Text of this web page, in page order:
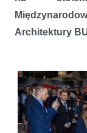
Architektury